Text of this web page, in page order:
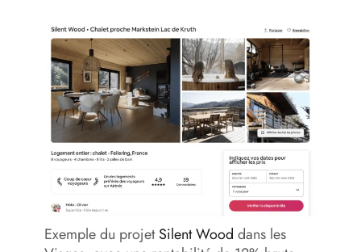
Exemple du projetSilent Wood dans les